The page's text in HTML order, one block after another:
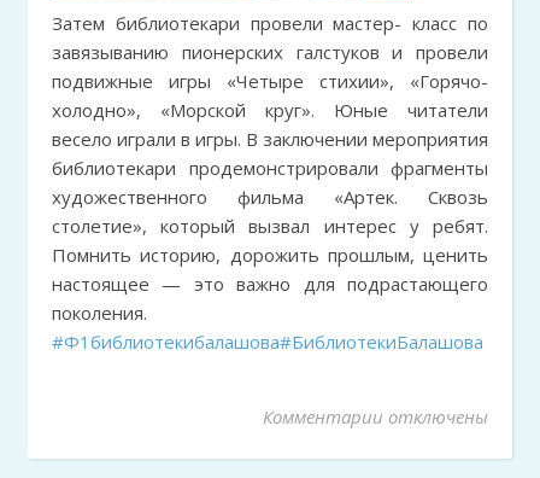
Затем библиотекари провели мастер- класс по
завязыванию пионерских галстуков и провели
подвижные игры «Четыре стихии», «Горячо-
холодно», «Морской круг». Юные читатели
весело играли в игры. В заключении мероприятия
библиотекари продемонстрировали фрагменты
художественного фильма «Артек. Сквозь
столетие», который вызвал интерес у ребят.
Помнить историю, дорожить прошлым, ценить
настоящее — это важно для подрастающего
поколения.
#Ф1библиотекибалашова#БиблиотекиБалашова
Комментарии к записи
отключены